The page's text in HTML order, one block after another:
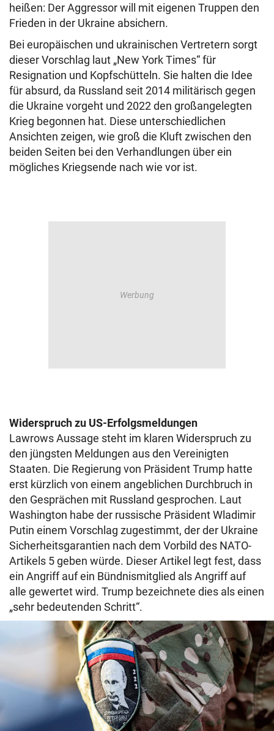
heißen: Der Aggressor will mit eigenen Truppen den
Frieden in der Ukraine absichern.
Bei europäischen und ukrainischen Vertretern sorgt
dieser Vorschlag laut „New York Times“ für
Resignation und Kopfschütteln. Sie halten die Idee
für absurd, da Russland seit 2014 militärisch gegen
die Ukraine vorgeht und 2022 den großangelegten
Krieg begonnen hat. Diese unterschiedlichen
Ansichten zeigen, wie groß die Kluft zwischen den
beiden Seiten bei den Verhandlungen über ein
mögliches Kriegsende nach wie vor ist.
Widerspruch zu US-Erfolgsmeldungen
Lawrows Aussage steht im klaren Widerspruch zu
den jüngsten Meldungen aus den Vereinigten
Staaten. Die Regierung von Präsident Trump hatte
erst kürzlich von einem angeblichen Durchbruch in
den Gesprächen mit Russland gesprochen. Laut
Washington habe der russische Präsident Wladimir
Putin einem Vorschlag zugestimmt, der der Ukraine
Sicherheitsgarantien nach dem Vorbild des NATO-
Artikels 5 geben würde. Dieser Artikel legt fest, dass
ein Angriff auf ein Bündnismitglied als Angriff auf
alle gewertet wird. Trump bezeichnete dies als einen
„sehr bedeutenden Schritt“.